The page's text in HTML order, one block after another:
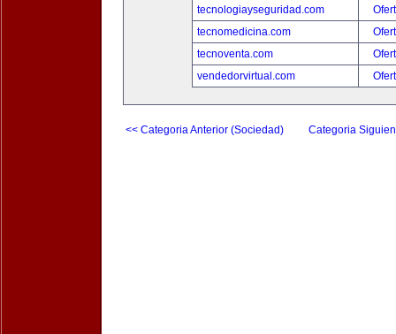
tecnologiayseguridad.com
tecnomedicina.com
tecnoventa.com
vendedorvirtual.com
<< Categoria Anterior (Sociedad) Categoria